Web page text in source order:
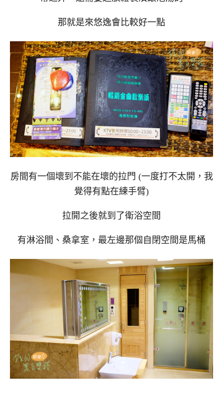
那就是來悠逸會比較好一點
房間有一個壞到不能在壞的拉門 (一度打不太開，我
覺得有點在練手臂)
拉開之後就到了衛浴空間
有淋浴間、桑拿室，最左邊那個自閉空間是馬桶